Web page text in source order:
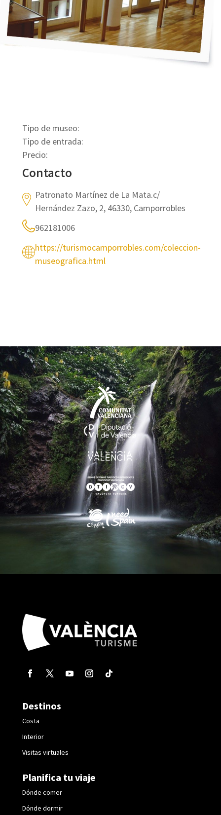
Tipo de museo:
Tipo de entrada:
Precio:
Contacto
Patronato Martínez de La Mata.c/
Hernández Zazo, 2, 46330, Camporrobles
962181006
https://turismocamporrobles.com/coleccion-
museografica.html
Destinos
Costa
Interior
Visitas virtuales
Planifica tu viaje
Dónde comer
Dónde dormir